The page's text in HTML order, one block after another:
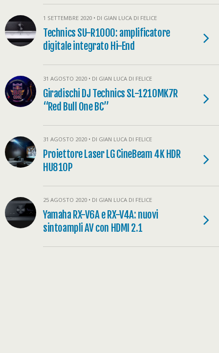
1 SETTEMBRE 2020 • DI GIAN LUCA DI FELICE
Technics SU-R1000: amplificatore
digitale integrato Hi-End
31 AGOSTO 2020 • DI GIAN LUCA DI FELICE
Giradischi DJ Technics SL-1210MK7R
“Red Bull One BC”
31 AGOSTO 2020 • DI GIAN LUCA DI FELICE
Proiettore Laser LG CineBeam 4K HDR
HU810P
25 AGOSTO 2020 • DI GIAN LUCA DI FELICE
Yamaha RX-V6A e RX-V4A: nuovi
sintoampli AV con HDMI 2.1